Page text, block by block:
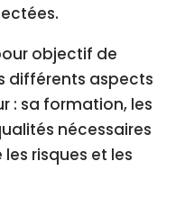
objectif de
différents aspects
: sa formation, les
nécessaires
risques et les